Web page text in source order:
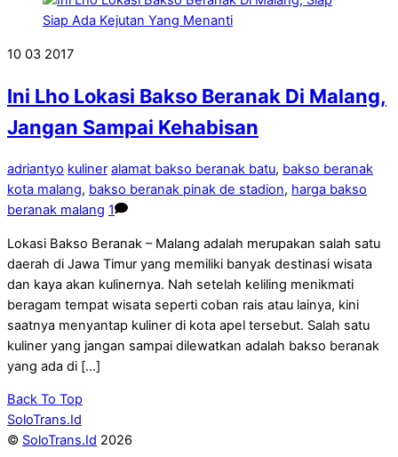
10 03 2017
Ini Lho Lokasi Bakso Beranak Di Malang,
Jangan Sampai Kehabisan
adriantyo kuliner alamat bakso beranak batu, bakso beranak
kota malang, bakso beranak pinak de stadion, harga bakso
beranak malang 1
Lokasi Bakso Beranak – Malang adalah merupakan salah satu
daerah di Jawa Timur yang memiliki banyak destinasi wisata
dan kaya akan kulinernya. Nah setelah keliling menikmati
beragam tempat wisata seperti coban rais atau lainya, kini
saatnya menyantap kuliner di kota apel tersebut. Salah satu
kuliner yang jangan sampai dilewatkan adalah bakso beranak
yang ada di […]
Back To Top
SoloTrans.Id
© SoloTrans.Id 2026